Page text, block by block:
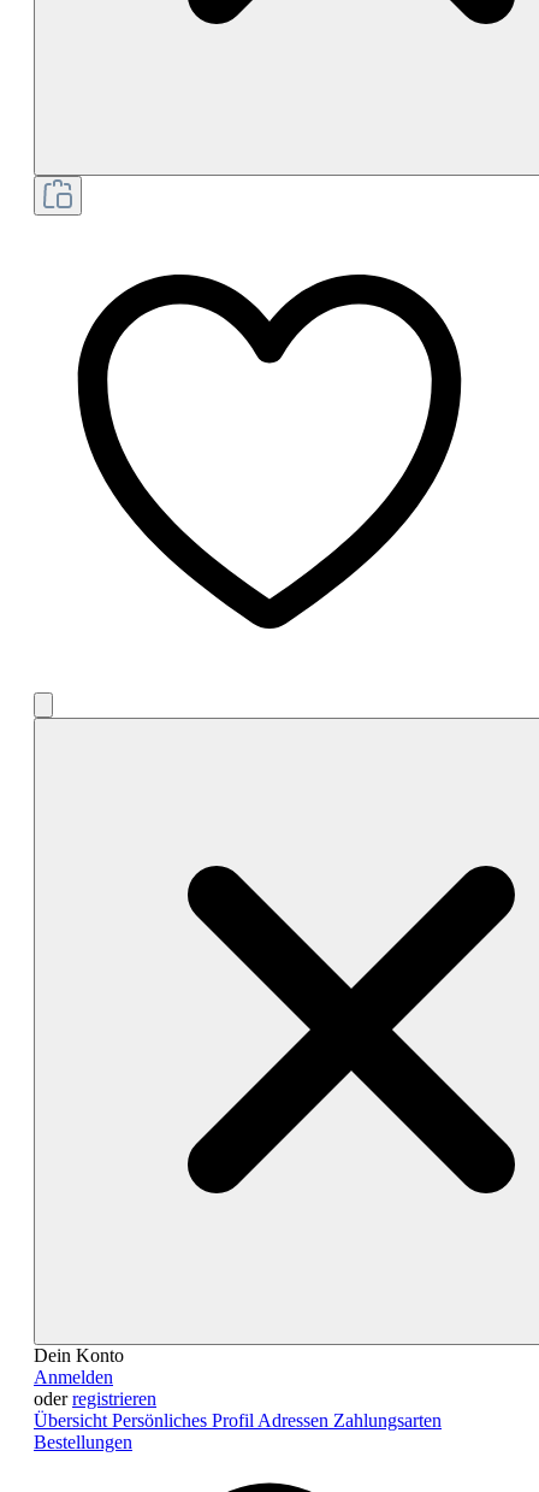
Dein Konto
Anmelden
oderregistrieren
Übersicht Persönliches Profil Adressen Zahlungsarten
Bestellungen